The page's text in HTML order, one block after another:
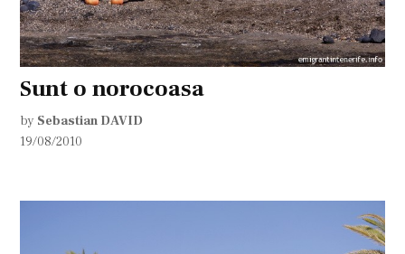
Sunt o norocoasa
by Sebastian DAVID
19/08/2010